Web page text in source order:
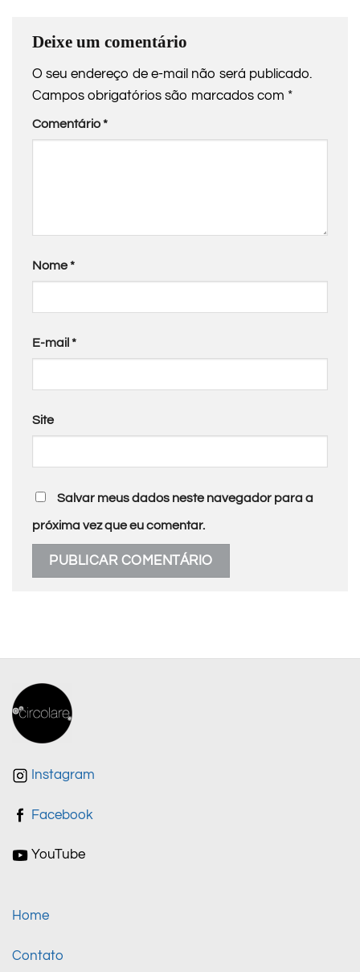
Deixe um comentário
O seu endereço de e-mail não será publicado.
Campos obrigatórios são marcados com *
Comentário*
Nome*
E-mail *
Site
Salvar meus dados neste navegador para a
próxima vez que eu comentar.
Instagram
Facebook
YouTube
Home
Contato